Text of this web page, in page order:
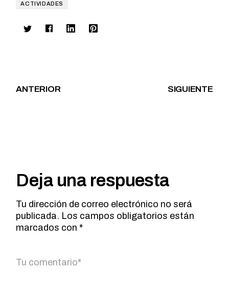
ACTIVIDADES
ANTERIOR SIGUIENTE
Deja una respuesta
Tu dirección de correo electrónico no será
publicada. Los campos obligatorios están
marcados con *